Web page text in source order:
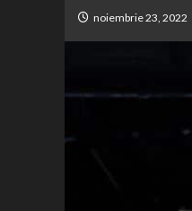
noiembrie 23, 2022